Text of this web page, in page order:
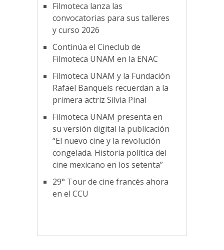
Filmoteca lanza las
convocatorias para sus talleres
y curso 2026
Continúa el Cineclub de
Filmoteca UNAM en la ENAC
Filmoteca UNAM y la Fundación
Rafael Banquels recuerdan a la
primera actriz Silvia Pinal
Filmoteca UNAM presenta en
su versión digital la publicación
“El nuevo cine y la revolución
congelada. Historia política del
cine mexicano en los setenta”
29° Tour de cine francés ahora
en el CCU